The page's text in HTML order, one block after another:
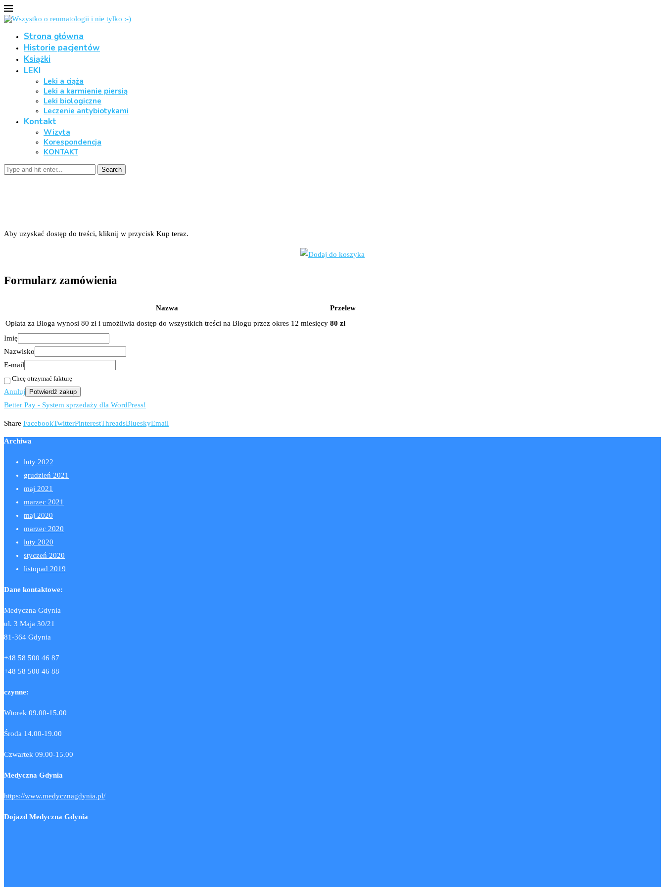
Strona główna
Historie pacjentów
Książki
LEKI
Leki a ciąża
Leki a karmienie piersią
Leki biologiczne
Leczenie antybiotykami
Kontakt
Wizyta
Korespondencja
KONTAKT
Search
Aby uzyskać dostęp do treści, kliknij w przycisk Kup teraz.
Formularz zamówienia
Nazwa
Przelew
Opłata za Bloga wynosi 80 zł i umożliwia dostęp do wszystkich treści na Blogu przez okres 12 miesięcy 80 zł
Imię
Nazwisko
E-mail
Chcę otrzymać fakturę
Anuluj Potwierdź zakup
Better Pay - System sprzedaży dla WordPress!
Share FacebookTwitterPinterestThreadsBlueskyEmail
Archiwa
luty 2022
grudzień 2021
maj 2021
marzec 2021
maj 2020
marzec 2020
luty 2020
styczeń 2020
listopad 2019
Dane kontaktowe:
Medyczna Gdynia
ul. 3 Maja 30/21
81-364 Gdynia
+48 58 500 46 87
+48 58 500 46 88
czynne:
Wtorek 09.00-15.00
Środa 14.00-19.00
Czwartek 09.00-15.00
Medyczna Gdynia
https://www.medycznagdynia.pl/
Dojazd Medyczna Gdynia